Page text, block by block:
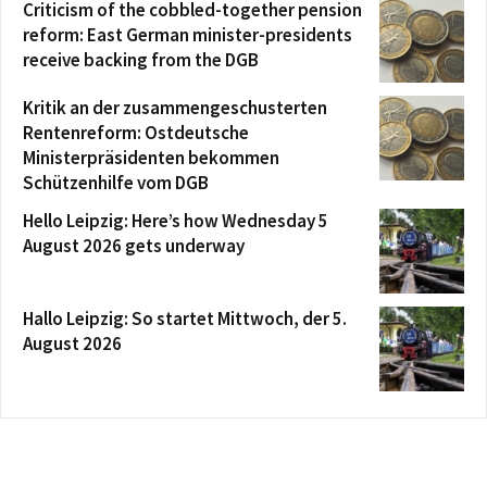
Criticism of the cobbled-together pension
reform: East German minister-presidents
receive backing from the DGB
Kritik an der zusammengeschusterten
Rentenreform: Ostdeutsche
Ministerpräsidenten bekommen
Schützenhilfe vom DGB
Hello Leipzig: Here’s how Wednesday 5
August 2026 gets underway
Hallo Leipzig: So startet Mittwoch, der 5.
August 2026